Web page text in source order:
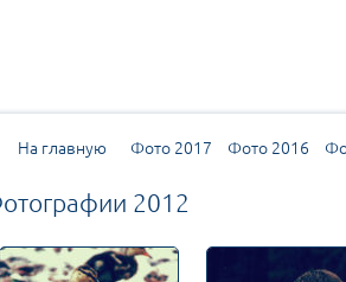
На главную Фото 2017 Фото 2016
2012